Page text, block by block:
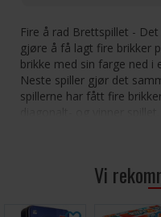
Fire å rad Brettspillet -
gjøre å få lagt fire brikker
brikke med sin farge ned i
Neste spiller gjør det
spillerne har fått fire
Spillramme i plast og 22 x
Antall spillere: 2
Spilletid: 10 minutter
Vi